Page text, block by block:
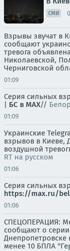
СМИ
Взрывы звучат в
сообщают
тревога
Николаевской,
Черниговской
01:09
Серия сильных
| БС в МАХ//
01:09
Украинские
взрывов в Киеве,
воздушной
RT на русском
01:06
Серия сильных
https://max.ru/
01:06
СПЕЦОПЕРАЦИЯ:
сообщают о
Днепропетровске
менее 10 БПЛА